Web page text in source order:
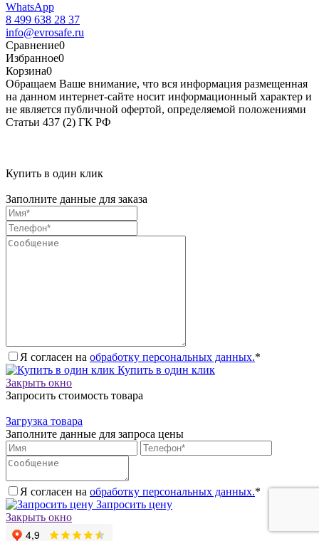
WhatsApp
8 499 638 28 37
info@evrosafe.ru
Сравнение0
Избранное0
Корзина0
Обращаем Ваше внимание, что вся информация размещенная
на данном интернет-сайте носит информационный характер и
не является публичной офертой, определяемой положениями
Статьи 437 (2) ГК РФ
Купить в один клик
Заполните данные для заказа
Я согласен на обработку персональных данных.*
Купить в один клик
Закрыть окно
Запросить стоимость товара
Загрузка товара
Заполните данные для запроса цены
Я согласен на обработку персональных данных.*
Запросить цену
Закрыть окно